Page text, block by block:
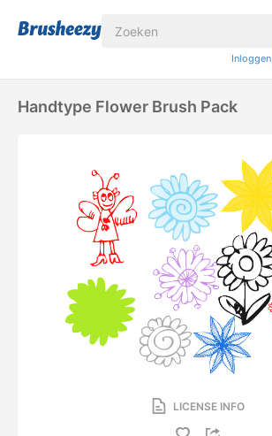
Inloggen
Handtype Flower Brush Pack
LICENSE INFO